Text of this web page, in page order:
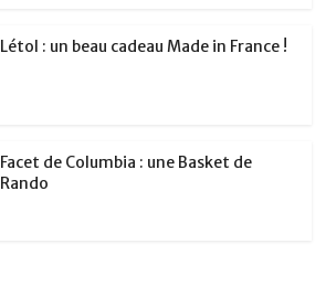
Létol : un beau cadeau Made in France !
Facet de Columbia : une Basket de
Rando